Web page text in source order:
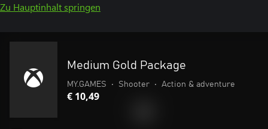
Zu Hauptinhalt springen
Medium Gold Package
MY.GAMES • Shooter • Action & adventure
€ 10,49